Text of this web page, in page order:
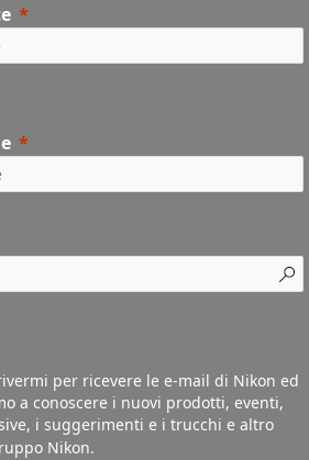
per ricevere le e-mail di Nikon ed
a conoscere i nuovi prodotti, eventi,
i suggerimenti e i trucchi e altro
Nikon.